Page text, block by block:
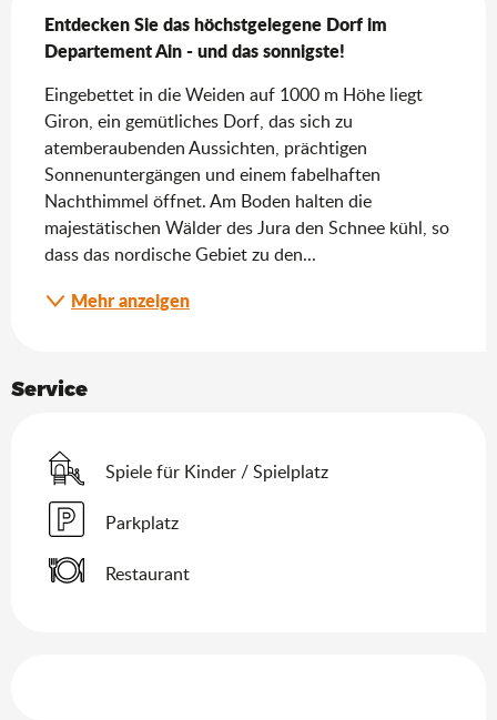
Entdecken Sie das höchstgelegene Dorf im
Departement Ain - und das sonnigste!
Eingebettet in die Weiden auf 1000 m Höhe liegt
Giron, ein gemütliches Dorf, das sich zu
atemberaubenden Aussichten, prächtigen
Sonnenuntergängen und einem fabelhaften
Nachthimmel öffnet. Am Boden halten die
majestätischen Wälder des Jura den Schnee kühl, so
dass das nordische Gebiet zu den...
Mehr anzeigen
Service
Spiele für Kinder / Spielplatz
Parkplatz
Restaurant